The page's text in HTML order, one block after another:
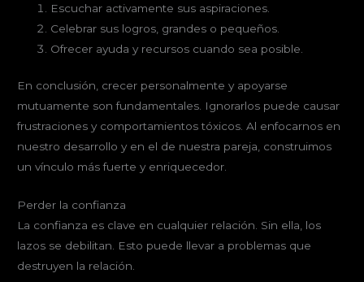
Escuchar activamente sus aspiraciones.
Celebrar sus logros, grandes o pequeños.
Ofrecer ayuda y recursos cuando sea posible.
En conclusión, crecer personalmente y apoyarse
mutuamente son fundamentales. Ignorarlos puede causar
frustraciones y comportamientos tóxicos. Al enfocarnos en
nuestro desarrollo y en el de nuestra pareja, construimos
un vínculo más fuerte y enriquecedor.
Perder la confianza
La confianza es clave en cualquier relación. Sin ella, los
lazos se debilitan. Esto puede llevar a problemas que
destruyen la relación.